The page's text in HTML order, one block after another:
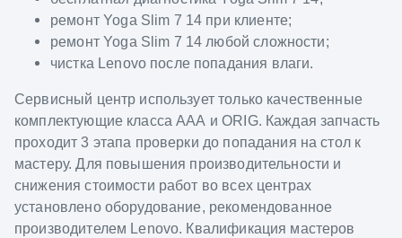
ремонт Yoga Slim 7 14 при клиенте;
ремонт Yoga Slim 7 14 любой сложности;
чистка Lenovo после попадания влаги.
Сервисный центр использует только качественные
комплектующие класса ААА и ORIG. Каждая запчасть
проходит 3 этапа проверки до попадания на стол к
мастеру. Для повышения производительности и
снижения стоимости работ во всех центрах
установлено оборудование, рекомендованное
производителем Lenovo. Квалификация мастеров